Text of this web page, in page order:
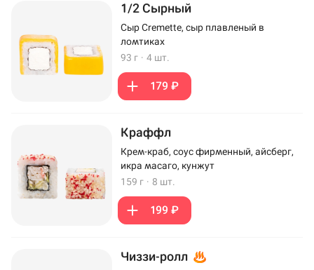
1/2 Сырный
Сыр Cremette, сыр плавленый в
ломтиках
93 г · 4 шт.
179 ₽
Краффл
Крем-краб, соус фирменный, айсберг,
икра масаго, кунжут
159 г · 8 шт.
199 ₽
Чиззи-ролл